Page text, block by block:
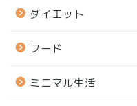
ダイエット
フード
ミニマル生活